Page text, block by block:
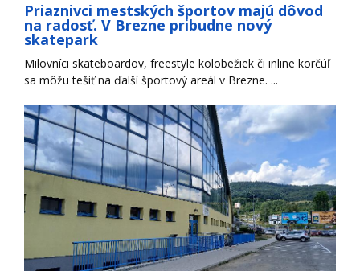
Priaznivci mestských športov majú dôvod
na radosť. V Brezne pribudne nový
skatepark
Milovníci skateboardov, freestyle kolobežiek či inline korčúľ
sa môžu tešiť na ďalší športový areál v Brezne. ...